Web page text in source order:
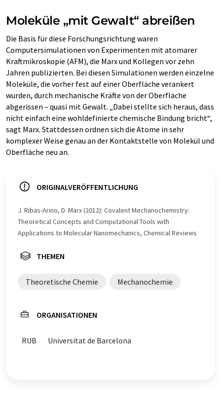
Moleküle „mit Gewalt“ abreißen
Die Basis für diese Forschungsrichtung waren
Computersimulationen von Experimenten mit atomarer
Kraftmikroskopie (AFM), die Marx und Kollegen vor zehn
Jahren publizierten. Bei diesen Simulationen werden einzelne
Moleküle, die vorher fest auf einer Oberfläche verankert
wurden, durch mechanische Kräfte von der Oberfläche
abgerissen – quasi mit Gewalt. „Dabei stellte sich heraus, dass
nicht einfach eine wohldefinierte chemische Bindung bricht“,
sagt Marx. Stattdessen ordnen sich die Atome in sehr
komplexer Weise genau an der Kontaktstelle von Molekül und
Oberfläche neu an.
ORIGINALVERÖFFENTLICHUNG
J. Ribas-Arino, D. Marx (2012): Covalent Mechanochemistry:
Theoretical Concepts and Computational Tools with
Applications to Molecular Nanomechanics, Chemical Reviews
THEMEN
Theoretische Chemie Mechanochemie
ORGANISATIONEN
RUB Universitat de Barcelona